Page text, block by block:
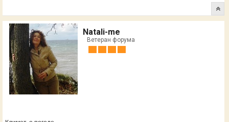
Natali-me
Ветеран форума